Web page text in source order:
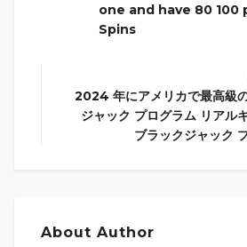
one and have 80
Spins
2024 年にアメリカで最高級
ジャック プログラム リアル
ブラックジャック
About Author